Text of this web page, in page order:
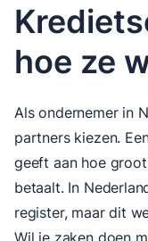
hoe ze
Als ondernemer in
partners kiezen.
geeft aan hoe
betaalt. In
register, maar dit
Wil je zaken doen